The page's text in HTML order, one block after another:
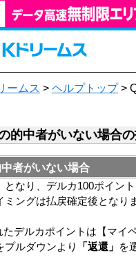
ームス > ヘルプトップ>
的中者がいない場合
者がいない場合
となり、デルカ100ポイン
ミングは払戻確定後となり
デルカポイントは【マイ
プルダウンより
「返還」 を